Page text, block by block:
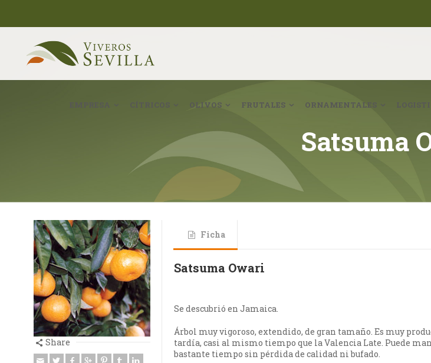
EMPRESA CÍTRICOS OLIVOS FRUTALES ORNAMENTALES
Satsuma
Share
Ficha
Satsuma Owari
Se descubrió en Jamaica.
Árbol muy vigoroso, extendido, de gran tamaño. Es muy
tardía, casi al mismo tiempo que la Valencia Late. Puede
bastante tiempo sin pérdida de calidad ni bufado.